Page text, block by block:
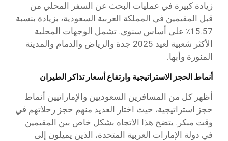
زيادة كبيرة في عمليات البحث عن السفر المحلي من
قبل المقيمين في المملكة العربية السعودية، بزيادة بنسبة
15.57٪ على أساس سنوي. تشمل الوجهات المحلية
الأكثر شعبية لعيد 2025 جدة والرياض والدمام والمدينة
المنورة وأبها.
أنماط الحجز الاستراتيجية وارتفاع أسعار تذاكر الطيران
أظهر كل من المسافرين السعوديين والإماراتيين أنماط
حجز استراتيجية، حيث اختار العديد منهم حجز رحلاتهم في
وقت مبكر. يتضح هذا الاتجاه بشكل خاص بين المقيمين
في دولة الإمارات العربية المتحدة، الذين يميلون إلى